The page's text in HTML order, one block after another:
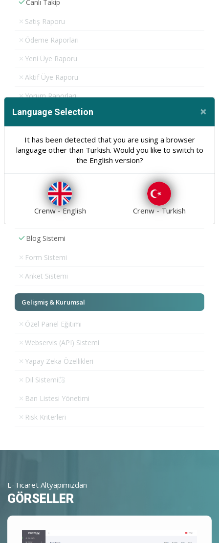
Canlı Takip
Satış Raporu
Ödeme Raporları
Yeni Üye Raporu
Aktif Üye Raporu
Yorum Raporları
İl Bazlı Satış Raporu
Yönlendirme Raporu
İçerik & Formlar
Sayfa Yönetimi
Blog Sistemi
Form Sistemi
Anket Sistemi
Gelişmiş & Kurumsal
Özel Panel Eğitimi
Webservis (API) Sistemi
Yapay Zeka Özellikleri
Dil Sistemi
Ban Listesi Yönetimi
Risk Kriterleri
E-Ticaret Altyapımızdan
GÖRSELLER
Language Selection ×
It has been detected that you are using a browser
language other than Turkish. Would you like to switch to
the English version?
Crenw - English Crenw - Turkish